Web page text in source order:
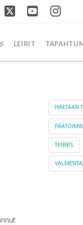
X YouTube
LEIRIT
HAETAAN
TENNIS